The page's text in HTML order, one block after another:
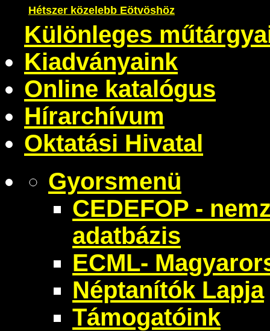
Hétszer közelebb Eötvöshöz
Különleges
Kiadványaink
Online katalógus
Hírarchívum
Oktatási Hivatal
Gyorsmenü
CEDEFOP -
adatbázis
ECML-
Néptanítók Lapja
Támogatóink